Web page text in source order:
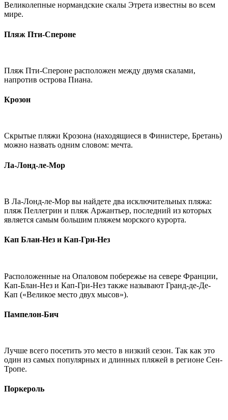
Великолепные нормандские скалы Этрета известны во всем
мире.
Пляж Пти-Спероне
Пляж Пти-Спероне расположен между двумя скалами,
напротив острова Пиана.
Крозон
Скрытые пляжи Крозона (находящиеся в Финистере, Бретань)
можно назвать одним словом: мечта.
Ла-Лонд-ле-Мор
В Ла-Лонд-ле-Мор вы найдете два исключительных пляжа:
пляж Пеллегрин и пляж Аржантьер, последний из которых
является самым большим пляжем морского курорта.
Кап Блан-Нез и Кап-Гри-Нез
Расположенные на Опаловом побережье на севере Франции,
Кап-Блан-Нез и Кап-Гри-Нез также называют Гранд-де-Де-
Кап («Великое место двух мысов»).
Пампелон-Бич
Лучше всего посетить это место в низкий сезон. Так как это
один из самых популярных и длинных пляжей в регионе Сен-
Тропе.
Поркероль